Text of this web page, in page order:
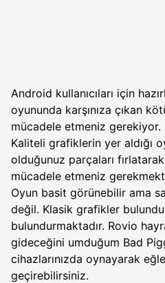
Android kullanıcıları için
oyununda karşınıza çıkan
mücadele etmeniz gerekiyor.
Kaliteli grafiklerin yer aldığı
olduğunuz parçaları
mücadele etmeniz
Oyun basit görünebilir ama
değil. Klasik grafikler
bulundurmaktadır. Rovio
gideceğini umduğum Bad
cihazlarınızda oynayarak
geçirebilirsiniz.